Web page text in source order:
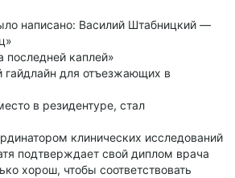
написано: Василий Штабницкий —
последней каплей»
гайдлайн для отъезжающих в
в резидентуре, стал
клинических исследований
подтверждает свой диплом врача
хорош, чтобы соответствовать